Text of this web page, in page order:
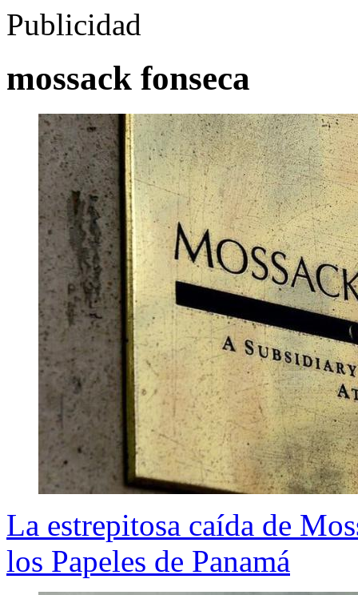
Publicidad
mossack fonseca
La estrepitosa caída de
los Papeles de Panamá